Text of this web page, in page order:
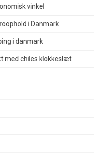
vinkel
i Danmark
i danmark
med chiles klokkeslæt